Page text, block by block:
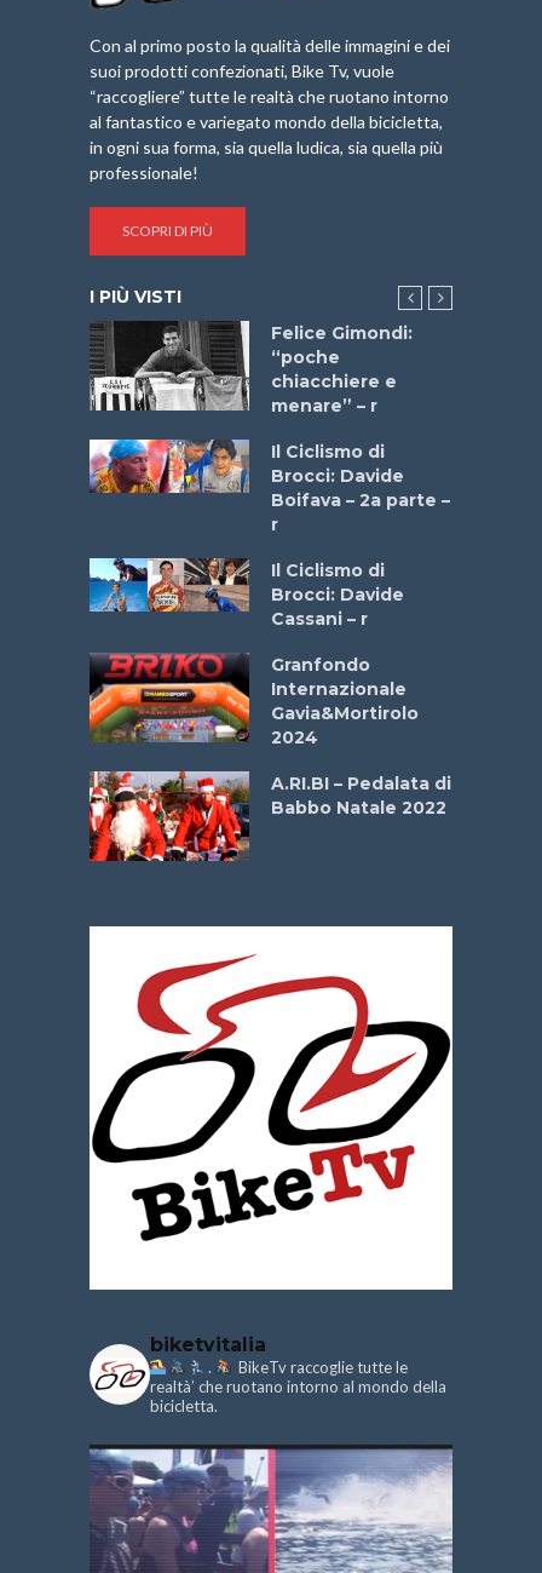
Con al primo posto la qualità delle immagini e dei
suoi prodotti confezionati, Bike Tv, vuole
“raccogliere” tutte le realtà che ruotano intorno
al fantastico e variegato mondo della bicicletta,
in ogni sua forma, sia quella ludica, sia quella più
professionale!
SCOPRI DI PIÙ
I PIÙ VISTI
Felice Gimondi:
“poche
chiacchiere e
menare” – r
Il Ciclismo di
Brocci: Davide
Boifava – 2a parte –
r
Il Ciclismo di
Brocci: Davide
Cassani – r
Granfondo
Internazionale
Gavia&Mortirolo
2024
A.RI.BI – Pedalata di
Babbo Natale 2022
biketvitalia
.
BikeTv raccoglie tutte le
realtà’ che ruotano intorno al mondo della
bicicletta.